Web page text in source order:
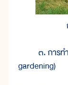
๓. การทำส
gardening)